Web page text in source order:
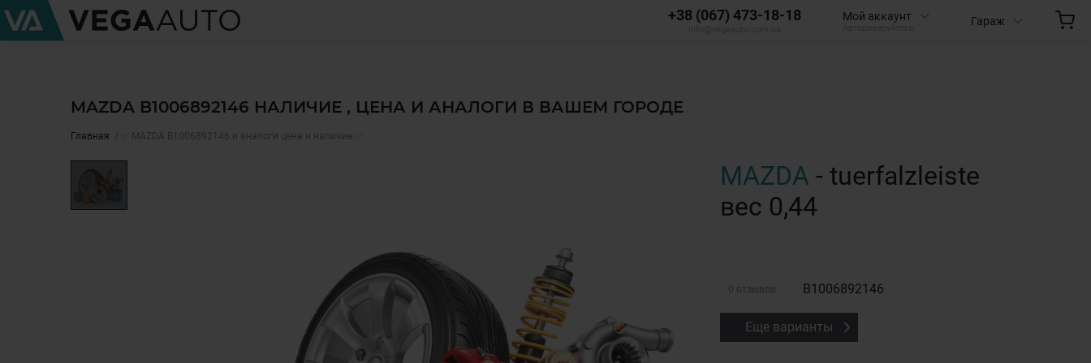
+38 (067) 473-18-18 Мой аккаунт Гараж
MAZDA B1006892146 НАЛИЧИЕ , ЦЕНА И АНАЛОГИ В ВАШЕМ ГОРОДЕ
Главная ✅ MAZDA B1006892146 и аналоги цена и наличие ✅
MAZDA - tuerfalzleiste
вес 0,44
0 отзывов B1006892146
Еще варианты